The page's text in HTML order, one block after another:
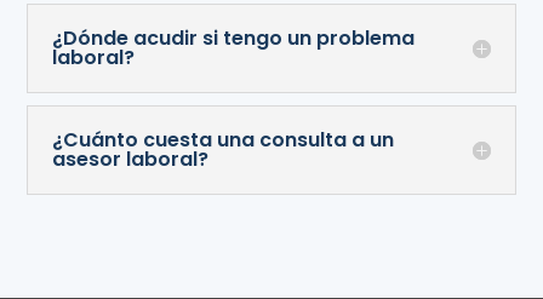
¿Dónde acudir si tengo un problema
laboral?
¿Cuánto cuesta una consulta a un
asesor laboral?